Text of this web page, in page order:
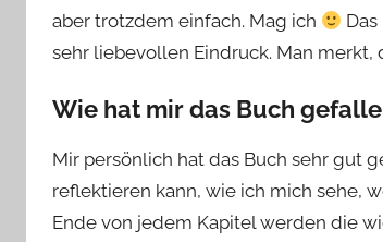
aber trotzdem einfach. Mag ich
sehr liebevollen Eindruck. Man merkt,
Wie hat mir das Buch
Mir persönlich hat das Buch sehr gut
reflektieren kann, wie ich mich sehe,
Ende von jedem Kapitel werden die